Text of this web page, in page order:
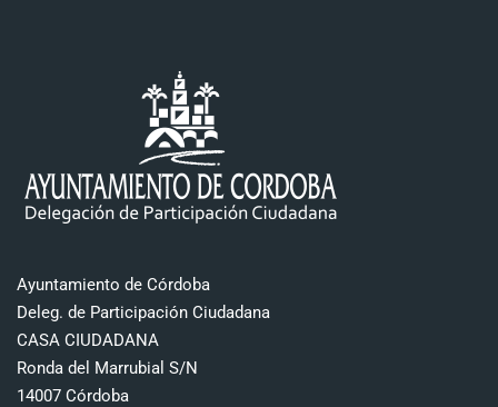
Ayuntamiento de Córdoba
Deleg. de Participación Ciudadana
CASA CIUDADANA
Ronda del Marrubial S/N
14007 Córdoba